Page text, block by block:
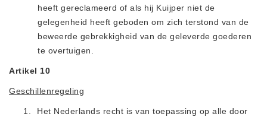
heeft gereclameerd of als hij Kuijper niet de
gelegenheid heeft geboden om zich terstond van de
beweerde gebrekkigheid van de geleverde goederen
te overtuigen.
Artikel 10
Geschillenregeling
1.
Het Nederlands recht is van toepassing op alle door